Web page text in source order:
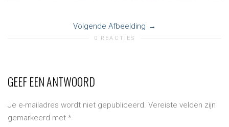
Volgende Afbeelding
0 REACTIES
GEEF EEN ANTWOORD
Je e-mailadres wordt niet gepubliceerd. Vereiste velden zijn
gemarkeerd met *